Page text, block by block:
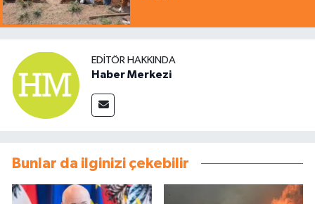
EDITÖR HAKKINDA
Haber Merkezi
Bunlar da ilginizi çekebilir